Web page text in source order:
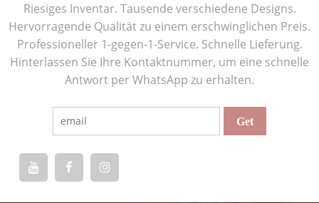
Riesiges Inventar. Tausende verschiedene Designs.
Hervorragende Qualität zu einem erschwinglichen Preis.
Professioneller 1-gegen-1-Service. Schnelle Lieferung.
Hinterlassen Sie Ihre Kontaktnummer, um eine schnelle
Antwort per WhatsApp zu erhalten.